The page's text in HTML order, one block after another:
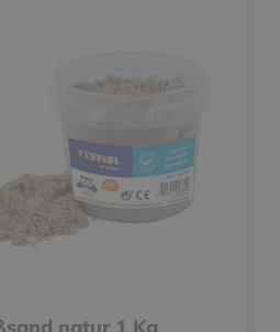
natur 1 Kg